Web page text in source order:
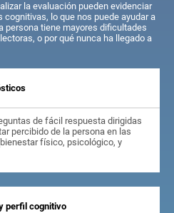
la evaluación pueden evidenciar
lo que nos puede ayudar a
persona tiene mayores dificultades
o por qué nunca ha llegado a
de fácil respuesta dirigidas
percibido de la persona en las
físico, psicológico, y
perfil cognitivo